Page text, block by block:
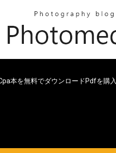
本を無料でダウンロードpdfを購入